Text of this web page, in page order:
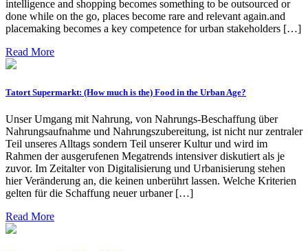
intelligence and shopping becomes something to be outsourced or
done while on the go, places become rare and relevant again.and
placemaking becomes a key competence for urban stakeholders […]
Read More
Tatort Supermarkt: (How much is the) Food in the Urban Age?
Unser Umgang mit Nahrung, von Nahrungs-Beschaffung über
Nahrungsaufnahme und Nahrungszubereitung, ist nicht nur zentraler
Teil unseres Alltags sondern Teil unserer Kultur und wird im
Rahmen der ausgerufenen Megatrends intensiver diskutiert als je
zuvor. Im Zeitalter von Digitalisierung und Urbanisierung stehen
hier Veränderung an, die keinen unberührt lassen. Welche Kriterien
gelten für die Schaffung neuer urbaner […]
Read More